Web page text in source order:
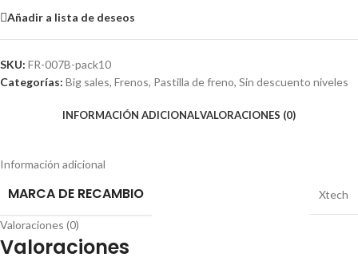
Añadir a lista de deseos
SKU: FR-007B-pack10
Categorías: Big sales, Frenos, Pastilla de freno, Sin descuento niveles
INFORMACIÓN ADICIONALVALORACIONES (0)
Información adicional
MARCA DE RECAMBIO Xtech
Valoraciones (0)
Valoraciones